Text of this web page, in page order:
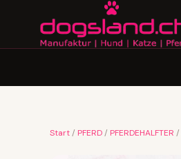
Start / PFERD / PFERDEHALFTER /